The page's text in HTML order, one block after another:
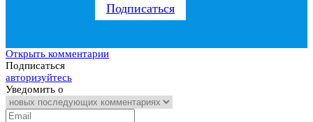
Подписаться
Открыть комментарии
Подписаться
авторизуйтесь
Уведомить о